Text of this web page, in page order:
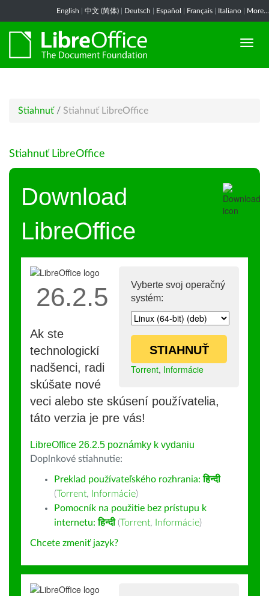
English 中文 (简体) Deutsch Español Français Italiano More...
Stiahnuť / Stiahnuť LibreOffice
Stiahnuť LibreOffice
Download
LibreOffice
Vyberte svoj operačný
systém:
STIAHNUŤ
Torrent, Informácie
26.2.5
Ak ste
technologickí
nadšenci, radi
skúšate nové
veci alebo ste skúsení používatelia,
táto verzia je pre vás!
LibreOffice 26.2.5 poznámky k vydaniu
Doplnkové stiahnutie:
Preklad používateľského rozhrania:हिन्दी
(Torrent, Informácie)
Pomocník na použitie bez prístupu k
internetu:हिन्दी (Torrent, Informácie)
Chcete zmeniť jazyk?